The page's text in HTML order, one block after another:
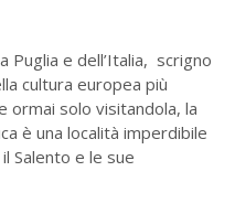
Puglia e dell’Italia, scrigno
cultura europea più
ormai solo visitandola, la
è una località imperdibile
Salento e le sue